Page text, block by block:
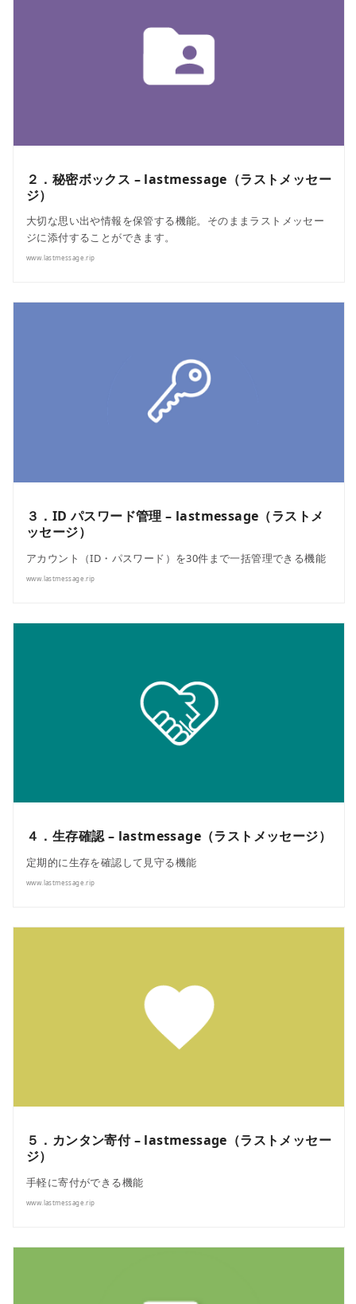
２．秘密ボックス – lastmessage（ラストメッセー
ジ）
大切な思い出や情報を保管する機能。そのままラストメッセー
ジに添付することができます。
www.lastmessage.rip
３．ID パスワード管理 – lastmessage（ラストメ
ッセージ）
アカウント（ID・パスワード）を30件まで一括管理できる機能
www.lastmessage.rip
４．生存確認 – lastmessage（ラストメッセージ）
定期的に生存を確認して見守る機能
www.lastmessage.rip
５．カンタン寄付 – lastmessage（ラストメッセー
ジ）
手軽に寄付ができる機能
www.lastmessage.rip